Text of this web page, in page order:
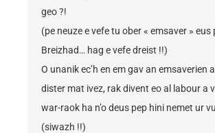
geo ?!
(pe neuze e vefe tu ober « emsaver » eus
Breizhad… hag e vefe dreist !!)
O unanik ec’h en em gav an emsaverien
dister mat ivez, rak divent eo al labour a
war-raok ha n’o deus pep hini nemet ur
(siwazh !!)